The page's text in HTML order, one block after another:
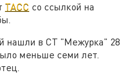
ТАСС со ссылкой на
нашли в СТ "Межурка" 28
меньше семи лет.